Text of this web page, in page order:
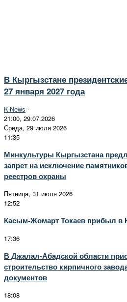
В Кыргызстане
27 января 2027 года
K-News -
21:00, 29.07.2026
Среда, 29 июля 2026
11:35
Минкультуры Кыргызстана
запрет на исключение
реестров охраны
Пятница, 31 июля 2026
12:52
Касым-Жомарт Токаев прибыл в
17:36
В Джалал-Абадской области
строительство кирпичного
документов
18:08